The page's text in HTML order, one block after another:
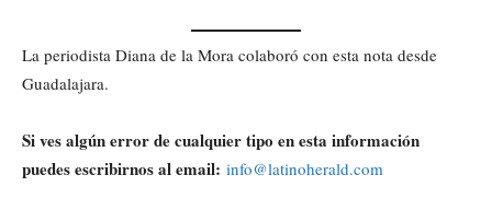
La periodista Diana de la Mora colaboró con esta nota desde
Guadalajara.
Si ves algún error de cualquier tipo en esta información
puedes escribirnos al email: info@latinoherald.com